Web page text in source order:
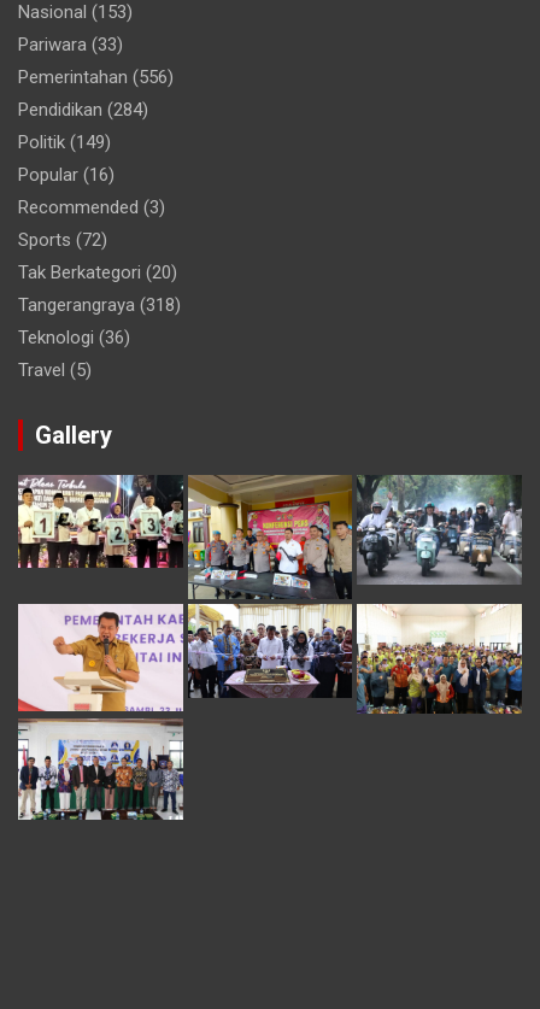
Nasional (153)
Pariwara (33)
Pemerintahan (556)
Pendidikan (284)
Politik (149)
Popular (16)
Recommended (3)
Sports (72)
Tak Berkategori (20)
Tangerangraya (318)
Teknologi (36)
Travel (5)
Gallery